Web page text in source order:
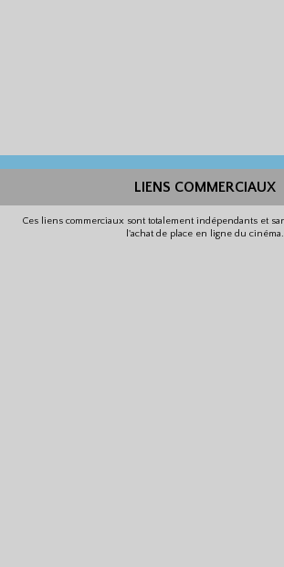
LIENS COMMERCIAUX
Ces liens commerciaux sont totalement indépendants et
l'achat de place en ligne du cinéma.